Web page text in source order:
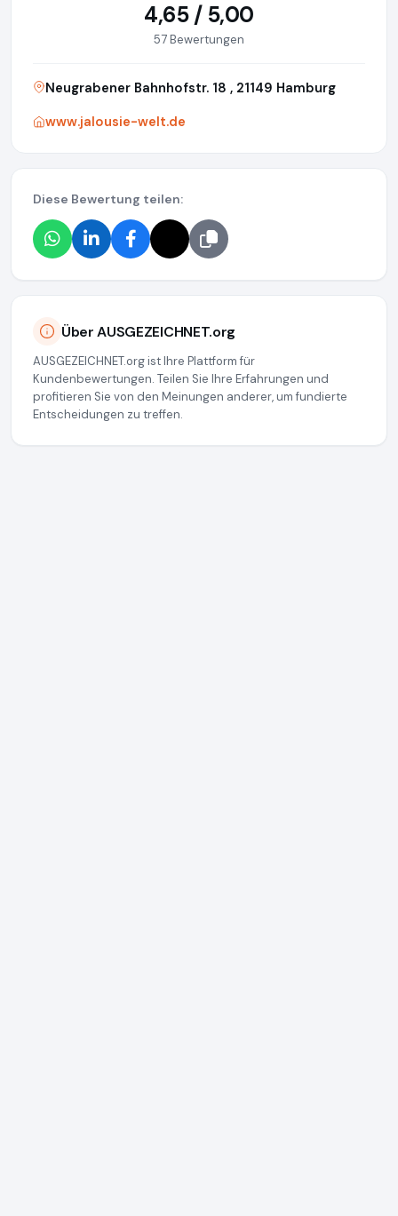
4,65 / 5,00
57 Bewertungen
Neugrabener Bahnhofstr. 18 , 21149 Hamburg
www.jalousie-welt.de
Diese Bewertung teilen:
Über AUSGEZEICHNET.org
AUSGEZEICHNET.org ist Ihre Plattform für
Kundenbewertungen. Teilen Sie Ihre Erfahrungen und
profitieren Sie von den Meinungen anderer, um fundierte
Entscheidungen zu treffen.